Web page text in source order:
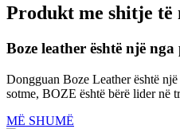
Produkt me shitje të
Boze leather është një
Dongguan Boze Leather është
sotme, BOZE është bërë lider në
MË SHUMË